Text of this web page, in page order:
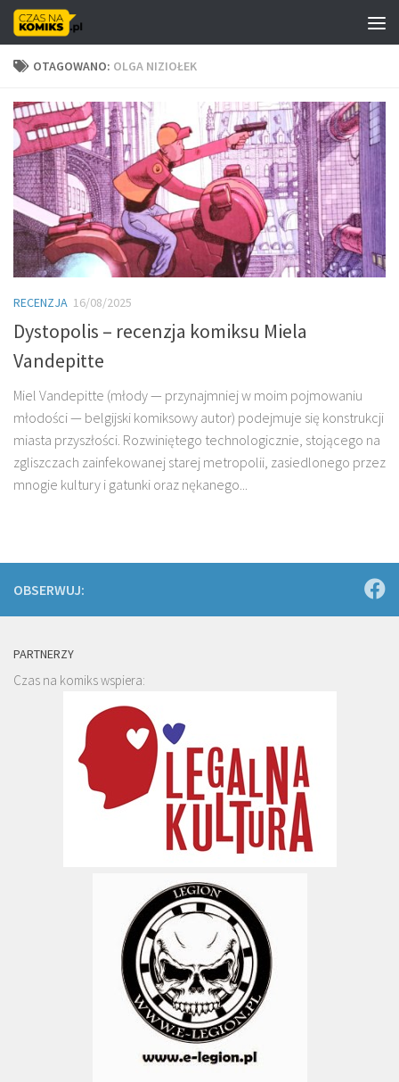
Skip to content
OTAGOWANO: OLGA NIZIOŁEK
RECENZJA 16/08/2025
Dystopolis – recenzja komiksu Miela
Vandepitte
Miel Vandepitte (młody — przynajmniej w moim pojmowaniu
młodości — belgijski komiksowy autor) podejmuje się konstrukcji
miasta przyszłości. Rozwiniętego technologicznie, stojącego na
zgliszczach zainfekowanej starej metropolii, zasiedlonego przez
mnogie kultury i gatunki oraz nękanego...
OBSERWUJ:
PARTNERZY
Czas na komiks wspiera: